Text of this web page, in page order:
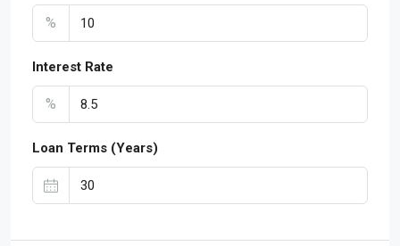
%
Interest Rate
%
Loan Terms (Years)